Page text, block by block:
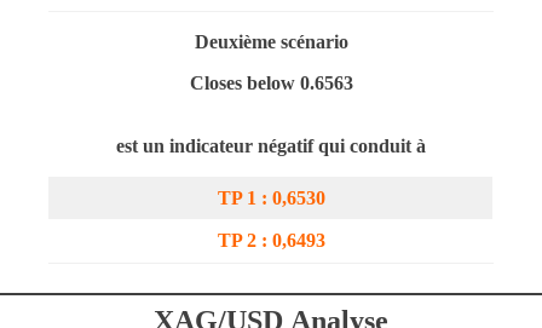
Deuxième scénario
Closes below 0.6563
est un indicateur négatif qui conduit à
TP 1 : 0,6530
TP 2 : 0,6493
XAG/USD Analyse